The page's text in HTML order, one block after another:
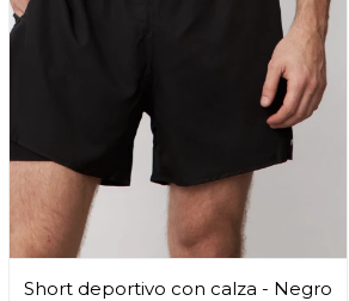
Short deportivo con calza - Negro